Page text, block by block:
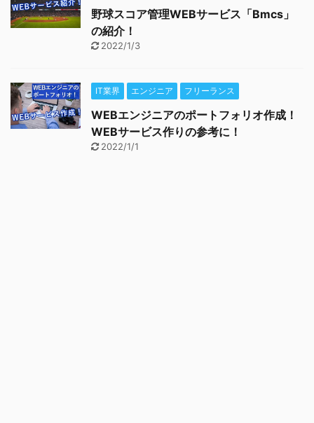
野球スコア管理WEBサービス「Bmcs」
の紹介！
2022/1/3
IT業界 エンジニア フリーランス
WEBエンジニアのポートフォリオ作成！
WEBサービス作りの参考に！
2022/1/1